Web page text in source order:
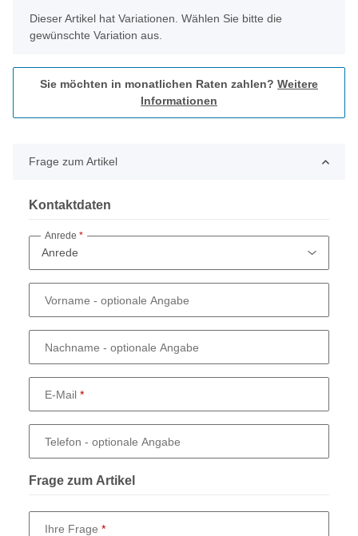
x
Dieser Artikel hat Variationen. Wählen Sie bitte die
gewünschte Variation aus.
Sie möchten in monatlichen Raten zahlen? Weitere
Informationen
Frage zum Artikel
Kontaktdaten
Anrede
Vorname - optionale Angabe
Nachname - optionale Angabe
E-Mail
Telefon - optionale Angabe
Frage zum Artikel
Ihre Frage